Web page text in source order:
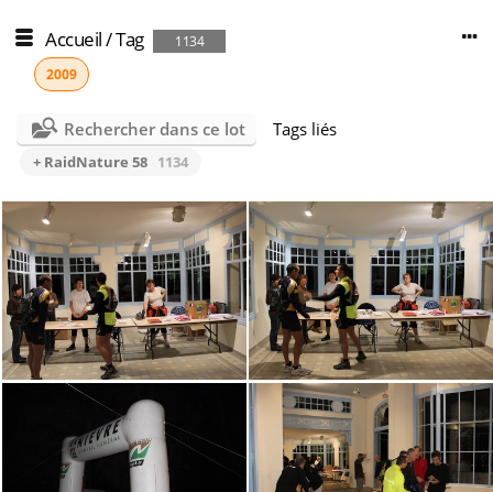
Accueil/Tag
1134
2009
Rechercher dans ce lot Tags liés
+ RaidNature 58 1134